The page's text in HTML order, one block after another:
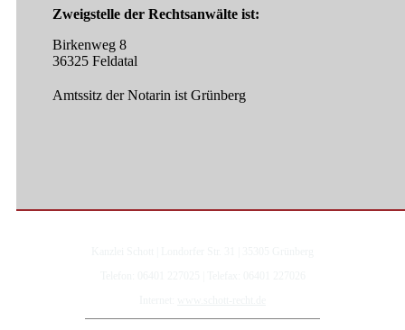
Zweigstelle der Rechtsanwälte ist:
Birkenweg 8
36325 Feldatal
Amtssitz der Notarin ist Grünberg